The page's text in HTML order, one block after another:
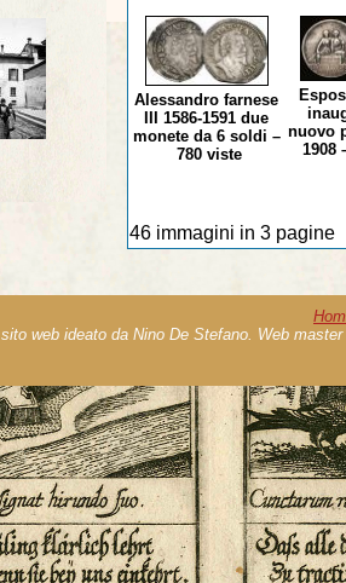
Alessandro farnese
III 1586-1591 due
monete da 6 soldi –
780 viste
nuovo
1908
46 immagini in 3 pagine
sito web ideato da Nino De Stefano. Web